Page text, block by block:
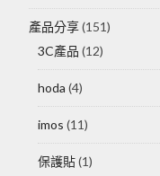
產品分享(151)
3C產品 (12)
hoda (4)
imos (11)
保護貼(1)